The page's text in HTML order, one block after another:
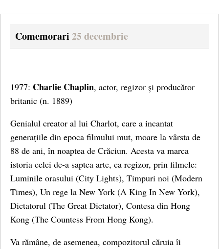
Comemorari 25 decembrie
1977: Charlie Chaplin, actor, regizor și producător
britanic (n. 1889)
Genialul creator al lui Charlot, care a incantat
generaţiile din epoca filmului mut, moare la vârsta de
88 de ani, în noaptea de Crăciun. Acesta va marca
istoria celei de-a saptea arte, ca regizor, prin filmele:
Luminile orasului (City Lights), Timpuri noi (Modern
Times), Un rege la New York (A King In New York),
Dictatorul (The Great Dictator), Contesa din Hong
Kong (The Countess From Hong Kong).
Va rămâne, de asemenea, compozitorul căruia îi